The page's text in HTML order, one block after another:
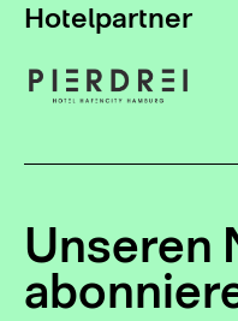
Hotelpartner
Unseren